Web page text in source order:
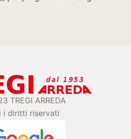
TREGI ARREDA
i diritti riservati